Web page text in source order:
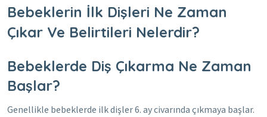
Bebeklerin İlk Dişleri Ne Zaman
Çıkar Ve Belirtileri Nelerdir?
Bebeklerde Diş Çıkarma Ne Zaman
Başlar?
Genellikle bebeklerde ilk dişler 6. ay civarında çıkmaya başlar.